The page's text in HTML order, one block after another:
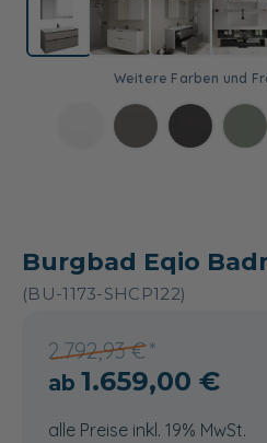
Burgbad Eqio
(BU-1173-SHCP122)
2.792,93 €
1.659,00 €
alle Preise inkl. 19% MwSt.